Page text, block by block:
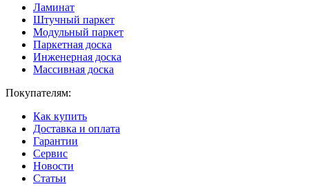
Ламинат
Штучный паркет
Модульный паркет
Паркетная доска
Инженерная доска
Массивная доска
Покупателям:
Как купить
Доставка и оплата
Гарантии
Сервис
Новости
Статьи